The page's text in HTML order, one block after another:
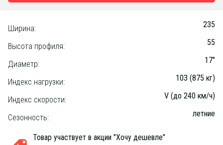
Ширина: 235
Высота профиля: 55
Диаметр: 17"
Индекс нагрузки: 103 (875 кг)
Индекс скорости: V (до 240 км/ч)
Сезонность: летние
Товар участвует в акции "Хочу дешевле"